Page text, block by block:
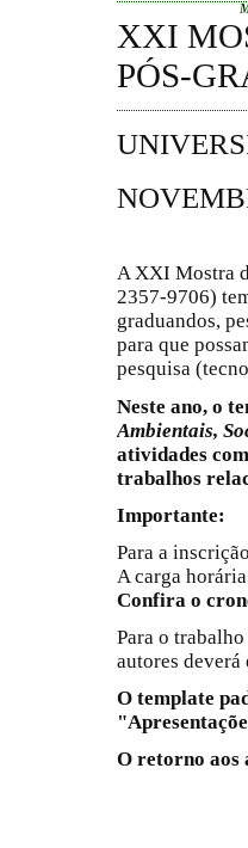
XXI
PÓS-
A XXI Mostra
2357-9706)
graduandos,
para que
pesquisa
Neste ano, o
Ambientais,
atividades
trabalhos
Importante:
Para a
A carga
Confira o
Para o
autores deverá
O template
O retorno aos